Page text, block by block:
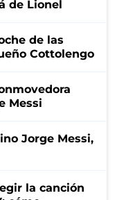
de Lionel
de las
Cottolengo
Messi
Jorge Messi,
la canción